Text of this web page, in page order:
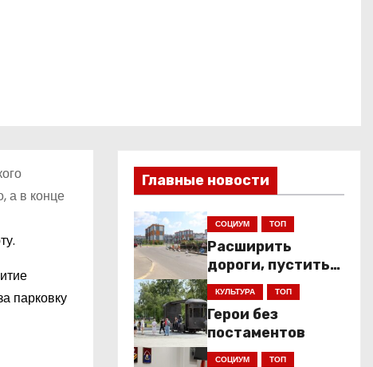
а в конце
парковку
Главные новости
СОЦИУМ ТОП
Расширить
дороги, пустить
низкопольники
КУЛЬТУРА ТОП
Герои без
постаментов
СОЦИУМ ТОП